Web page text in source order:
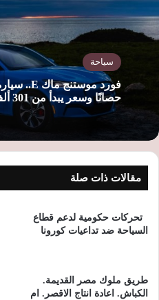
سياحة
حصانًا وسعر يبدأ من 301 ألف ريال بالسعودية
مقالات ذات صلة
تحركات حكومية لدعم قطاع
السياحة ضد تداعيات كورونا
طريق ملوك مصر القديمة.
الكباش. اعادة انتاج الاقصر. ام